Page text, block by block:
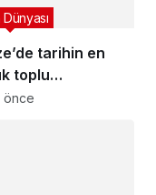
tarihin en
toplu
biri:
Dünyası
önce